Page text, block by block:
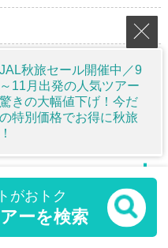
がおトク
ーを検索
秋旅セール開催中／9
11月出発の人気ツアー
きの大幅値下げ！今だ
特別価格でお得に秋旅